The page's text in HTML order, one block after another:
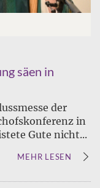
säen in
der
in
Gute nicht...
MEHR LESEN